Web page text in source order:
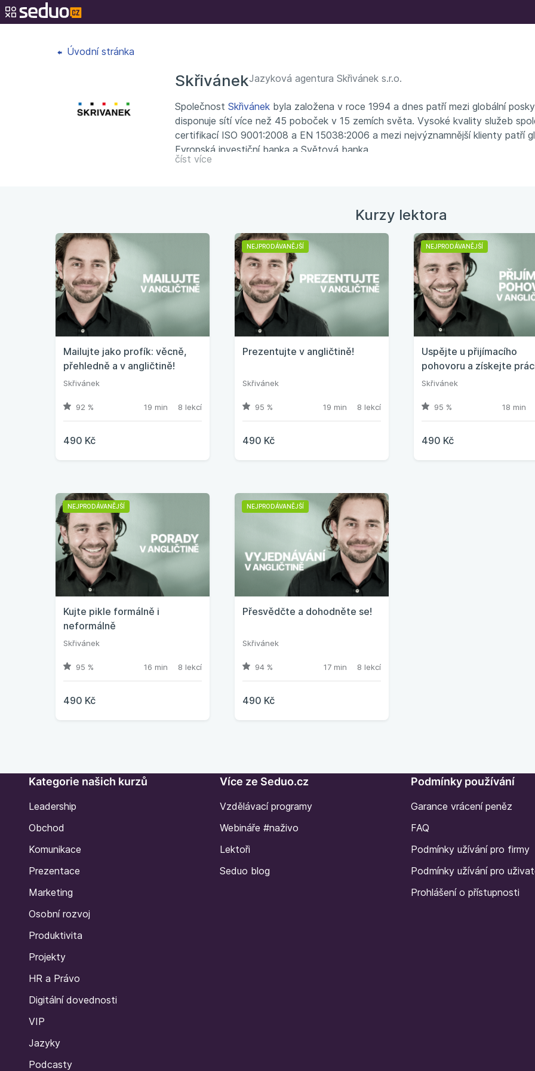
Úvodní stránka
SkřivánekJazyková agentura Skřivánek s.r.o.
Společnost Skřivánek byla založena v roce 1994 a dnes patří mezi globální
disponuje sítí více než 45 poboček v 15 zemích světa. Vysoké kvality služeb
certifikací ISO 9001:2008 a EN 15038:2006 a mezi nejvýznamnější klienty patří
Evropská investiční banka a Světová banka.
číst více
Kurzy lektora
Mailujte jako profík: věcně,
přehledně a v angličtině!
Skřivánek
92 % 19 min 8 lekcí
490 Kč
NEJPRODÁVANĚJŠÍ
Prezentujte v angličtině!
Skřivánek
95 % 19 min 8 lekcí
490 Kč
NEJPRODÁVANĚJŠÍ
Uspějte u přijímacího
pohovoru a získejte
Skřivánek
95 % 18 min
490 Kč
NEJPRODÁVANĚJŠÍ
Kujte pikle formálně i
neformálně
Skřivánek
95 % 16 min 8 lekcí
490 Kč
NEJPRODÁVANĚJŠÍ
Přesvědčte a dohodněte se!
Skřivánek
94 % 17 min 8 lekcí
490 Kč
Kategorie našich kurzů
Leadership
Obchod
Komunikace
Prezentace
Marketing
Osobní rozvoj
Produktivita
Projekty
HR a Právo
Digitální dovednosti
VIP
Jazyky
Podcasty
Více ze Seduo.cz
Vzdělávací programy
Webináře #naživo
Lektoři
Seduo blog
Podmínky používání
Garance vrácení peněz
FAQ
Podmínky užívání pro firmy
Podmínky užívání pro
Prohlášení o přístupnosti